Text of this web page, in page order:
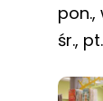
pon.,
śr.,